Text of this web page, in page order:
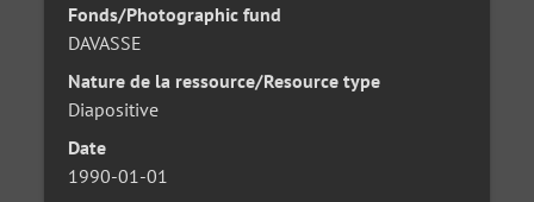
Fonds/Photographic fund
DAVASSE
Nature de la ressource/Resource type
Diapositive
Date
1990-01-01